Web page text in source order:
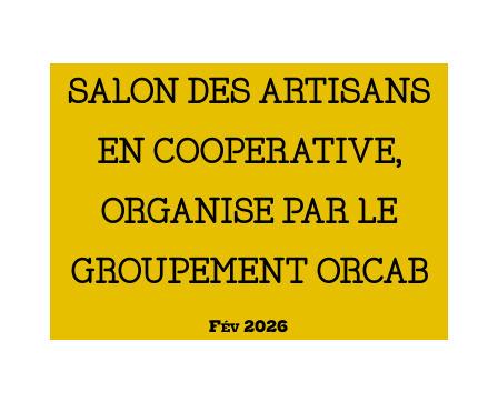
SALON DES ARTISANS
EN COOPERATIVE,
ORGANISE PAR LE
GROUPEMENT ORCAB
Fév 2026